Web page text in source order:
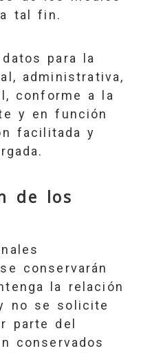
tal fin.
para la
administrativa,
conforme a la
y en función
facilitada y
de los
conservarán
la relación
no se solicite
parte del
conservados